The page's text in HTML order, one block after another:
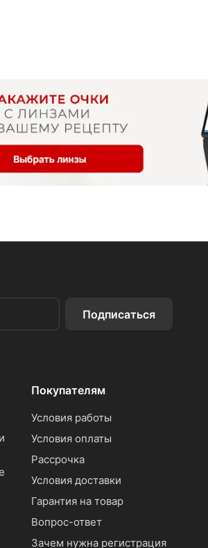
Подписаться
Покупателям
Условия работы
Условия оплаты
Рассрочка
Условия доставки
Гарантия на товар
Вопрос-ответ
Зачем нужна регистрация